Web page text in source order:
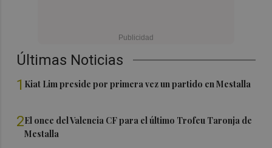
Últimas Noticias
1 Kiat Lim preside por primera vez un partido en Mestalla
2El once del Valencia CF para el último Trofeu Taronja de
Mestalla